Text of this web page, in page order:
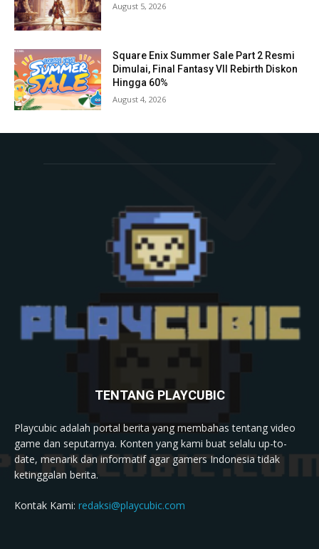
August 5, 2026
Square Enix Summer Sale Part 2 Resmi
Dimulai, Final Fantasy VII Rebirth Diskon
Hingga 60%
August 4, 2026
TENTANG PLAYCUBIC
Playcubic adalah portal berita yang membahas tentang video
game dan seputarnya. Konten yang kami buat selalu up-to-
date, menarik dan informatif agar gamers Indonesia tidak
ketinggalan berita.
Kontak Kami: redaksi@playcubic.com